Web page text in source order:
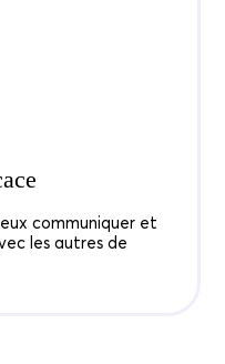
communiquer et
les autres de